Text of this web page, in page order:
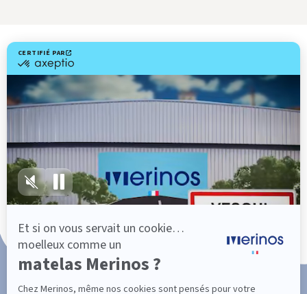
Livraison gratuite
Marque Française
Service client à votre écoute
Paiement en 3x ou 4x sans frais